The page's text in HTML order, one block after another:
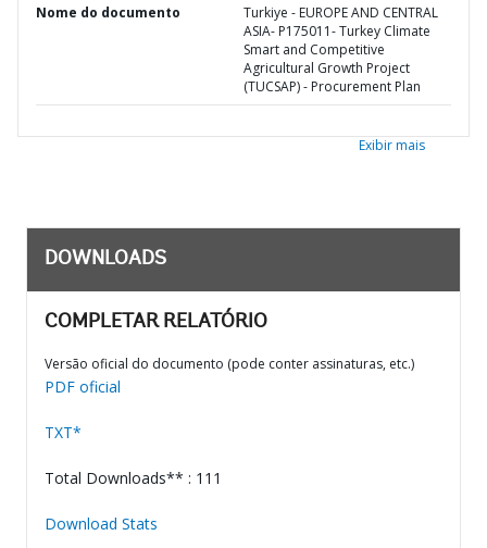
Nome do documento
Turkiye - EUROPE AND CENTRAL
ASIA- P175011- Turkey Climate
Smart and Competitive
Agricultural Growth Project
(TUCSAP) - Procurement Plan
Exibir mais
DOWNLOADS
COMPLETAR RELATÓRIO
Versão oficial do documento (pode conter assinaturas, etc.)
PDF oficial
TXT*
Total Downloads** : 111
Download Stats